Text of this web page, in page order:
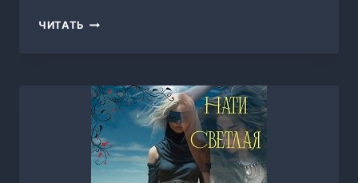
ЧИТАТЬ ДЕМОНОЛОГ,